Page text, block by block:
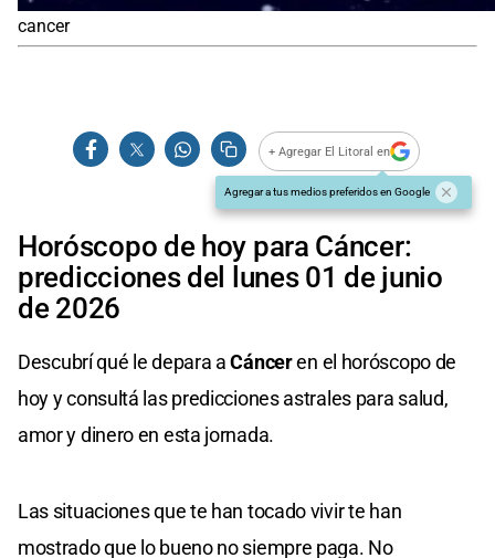
cancer
+ Agregar El Litoral en
Agregar a tus medios preferidos en Google
Horóscopo de hoy para Cáncer:
predicciones del lunes 01 de junio
de 2026
Descubrí qué le depara aCánceren el horóscopo de
hoy y consultá las predicciones astrales para salud,
amor y dinero en esta jornada.
Las situaciones que te han tocado vivir te han
mostrado que lo bueno no siempre paga. No